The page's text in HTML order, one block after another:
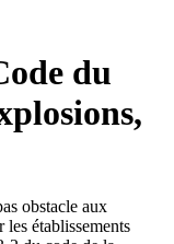
du
obstacle aux
établissements